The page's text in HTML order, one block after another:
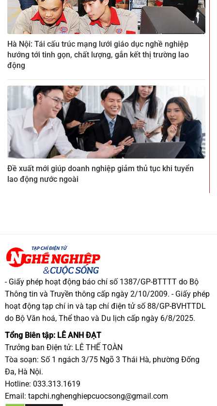
Hà Nội: Tái cấu trúc mạng lưới giáo dục nghề nghiệp
hướng tới tinh gọn, chất lượng, gắn kết thị trường lao
động
Đề xuất mới giúp doanh nghiệp giảm thủ tục khi tuyển
lao động nước ngoài
- Giấy phép hoạt động báo chí số 1387/GP-BTTTT do Bộ
Thông tin và Truyền thông cấp ngày 2/10/2009. - Giấy phép
hoạt động tạp chí in và tạp chí điện tử số 88/GP-BVHTTDL
do Bộ Văn hoá, Thể thao và Du lịch cấp ngày 6/8/2025.
Tổng Biên tập: LÊ ANH ĐẠT
Trưởng ban Điện tử: LÊ THẾ TOÀN
Tòa soạn: Số 1 ngách 3/75 Ngõ 3 Thái Hà, phường Đống
Đa, Hà Nội.
Hotline: 033.313.1619
Email: tapchi.nghenghiepcuocsong@gmail.com